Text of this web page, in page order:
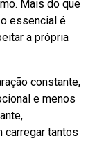
Mais do que
essencial é
a própria
constante,
e menos
carregar tantos